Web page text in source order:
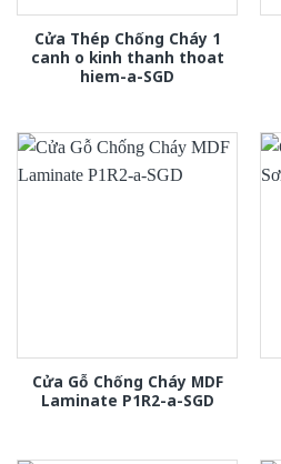
Cửa Thép Chống Cháy 1
canh o kinh thanh thoat
hiem-a-SGD
Cửa Gỗ Chống Cháy MDF
Laminate P1R2-a-SGD